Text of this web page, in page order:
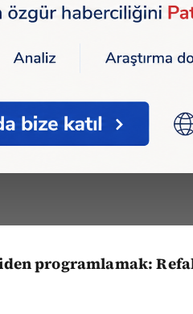
ENSAR YILMAZ
programlamak: